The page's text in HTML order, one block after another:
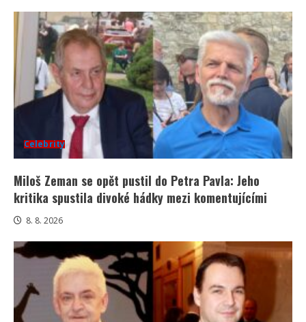
Celebrity
Miloš Zeman se opět pustil do Petra Pavla: Jeho
kritika spustila divoké hádky mezi komentujícími
8. 8. 2026